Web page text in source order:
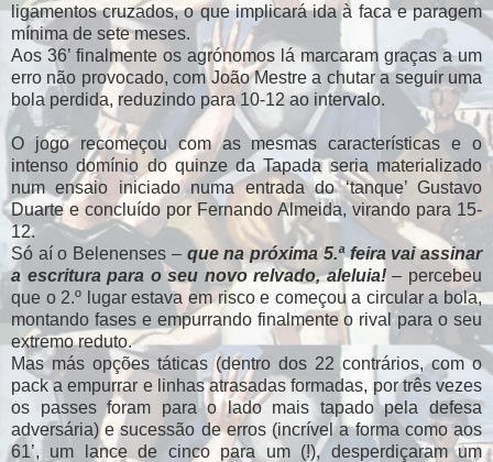
ligamentos cruzados, o que implicará ida à faca e paragem
mínima de sete meses.
Aos 36’ finalmente os agrónomos lá marcaram graças a um
erro não provocado, com João Mestre a chutar a seguir uma
bola perdida, reduzindo para 10-12 ao intervalo.
O jogo recomeçou com as mesmas características e o
intenso domínio do quinze da Tapada seria materializado
num ensaio iniciado numa entrada do ‘tanque’ Gustavo
Duarte e concluído por Fernando Almeida, virando para 15-
12.
Só aí o Belenenses – que na próxima 5.ª feira vai assinar
a escritura para o seu novo relvado, aleluia!– percebeu
que o 2.º lugar estava em risco e começou a circular a bola,
montando fases e empurrando finalmente o rival para o seu
extremo reduto.
Mas más opções táticas (dentro dos 22 contrários, com o
pack a empurrar e linhas atrasadas formadas, por três vezes
os passes foram para o lado mais tapado pela defesa
adversária) e sucessão de erros (incrível a forma como aos
61’, um lance de cinco para um (!), desperdiçaram um